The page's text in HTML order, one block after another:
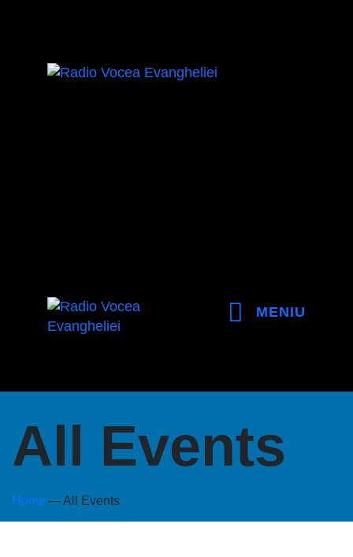
MENIU
All Events
Home All Events